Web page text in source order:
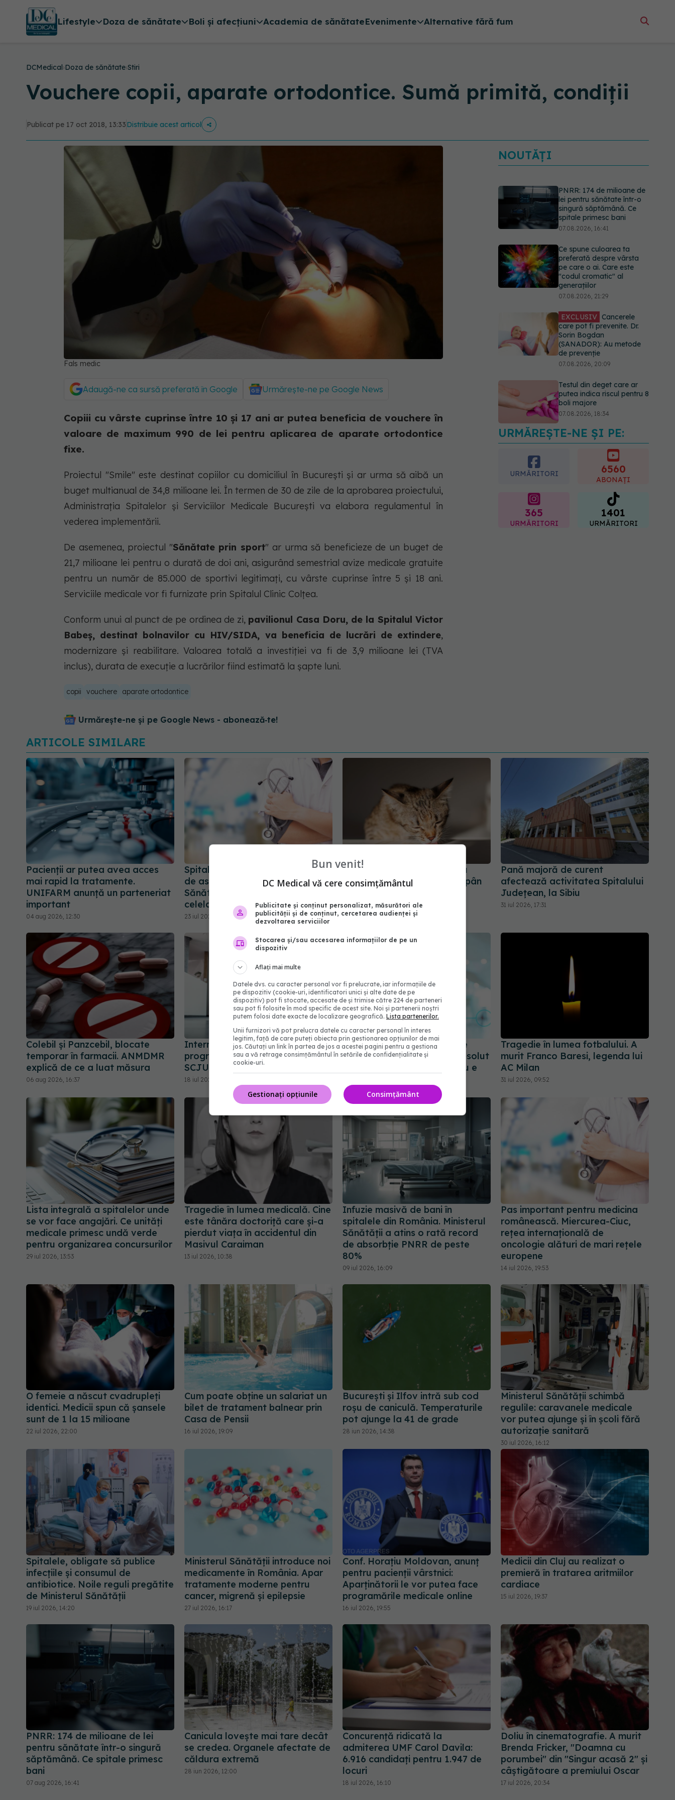
Lifestyle Doza de sănătate Boli și afecțiuni Academia de sănătateEvenimente Alternative fără fum
DCMedical›Doza de sănătate›Stiri
Vouchere copii, aparate ortodontice. Sumă primită, condiții
Publicat pe 17 oct 2018, 13:33Distribuie acest articol
Fals medic
Adaugă-ne ca sursă preferată în Google Urmărește-ne pe Google News
Copiii cu vârste cuprinse între 10 şi 17 ani ar putea beneficia de vouchere în
valoare de maximum 990 de lei pentru aplicarea de aparate ortodontice
fixe.
Proiectul "Smile" este destinat copiilor cu domiciliul în Bucureşti şi ar urma să aibă un
buget multianual de 34,8 milioane lei. În termen de 30 de zile de la aprobarea proiectului,
Administraţia Spitalelor şi Serviciilor Medicale Bucureşti va elabora regulamentul în
vederea implementării.
De asemenea, proiectul "Sănătate prin sport" ar urma să beneficieze de un buget de
21,7 milioane lei pentru o durată de doi ani, asigurând semestrial avize medicale gratuite
pentru un număr de 85.000 de sportivi legitimaţi, cu vârste cuprinse între 5 şi 18 ani.
Serviciile medicale vor fi furnizate prin Spitalul Clinic Colţea.
Conform unui al punct de pe ordinea de zi, pavilionul Casa Doru, de la Spitalul Victor
Babeş, destinat bolnavilor cu HIV/SIDA, va beneficia de lucrări de extindere,
modernizare şi reabilitare. Valoarea totală a investiţiei va fi de 3,9 milioane lei (TVA
inclus), durata de execuţie a lucrărilor fiind estimată la şapte luni.
copii vouchere aparate ortodontice
Urmărește-ne și pe Google News - abonează‑te!
NOUTĂȚI
Ce spune culoarea ta
preferată despre vârsta
pe care o ai. Care este
"codul cromatic" al
generațiilor
EXCLUSIV Cancerele
care pot fi prevenite. Dr.
Sorin Bogdan
(SANADOR): Au metode
de prevenție
Testul din deget care ar
putea indica riscul pentru 8
boli majore
07.08.2026, 18:34
brusc colesterolul. Cine
este mai expus
07.08.2026, 17:22
PNRR: 174 de milioane de
lei pentru sănătate într-o
singură săptămână. Ce
spitale primesc bani
07.08.2026, 16:41
URMĂREȘTE-NE ȘI PE:
URMĂRITORI 6560
ABONAȚI
365
URMĂRITORI
1401
URMĂRITORI
ARTICOLE SIMILARE
Pacienții ar putea avea acces
mai rapid la tratamente.
UNIFARM anunță un parteneriat
important
04 aug 2026, 12:30
Spitalul „M.S. Curie” primește 22
de asistenți medicali. Ministrul
Sănătății: „Nu putem abandona
celelalte spitale din România”
23 iul 2026, 15:49
Alimente periculoase pentru
pisici: lista pe care orice stăpân
30 iun 2026, 12:20
Pană majoră de curent
afectează activitatea Spitalului
Județean, la Sibiu
31 iul 2026, 17:31
Colebil și Panzcebil, blocate
temporar în farmacii. ANMDMR
explică de ce a luat măsura
06 aug 2026, 16:37
Internările și intervențiile
programate se suspendă la
SCJU Constanța pe 20 iulie
18 iul 2026, 15:48
Trei vești bune din Sănătate
pentru români. Dr. Vântu: Absolut
toți membri au votat, dar nu e
29 iun 2026, 10:10
Tragedie în lumea fotbalului. A
murit Franco Baresi, legenda lui
AC Milan
31 iul 2026, 09:52
Lista integrală a spitalelor unde
se vor face angajări. Ce unități
medicale primesc undă verde
pentru organizarea concursurilor
29 iul 2026, 13:53
Tragedie în lumea medicală. Cine
este tânăra doctoriță care și-a
pierdut viața în accidentul din
Masivul Caraiman
13 iul 2026, 10:38
Infuzie masivă de bani în
spitalele din România. Ministerul
Sănătății a atins o rată record
de absorbție PNRR de peste
80%
09 iul 2026, 16:09
Pas important pentru medicina
românească. Miercurea-Ciuc,
rețea internațională de
oncologie alături de mari rețele
europene
14 iul 2026, 19:53
O femeie a născut cvadrupleți
identici. Medicii spun că șansele
sunt de 1 la 15 milioane
22 iul 2026, 22:00
Cum poate obține un salariat un
bilet de tratament balnear prin
Casa de Pensii
16 iul 2026, 19:09
București și Ilfov intră sub cod
roșu de caniculă. Temperaturile
pot ajunge la 41 de grade
28 iun 2026, 14:38
Ministerul Sănătății schimbă
regulile: caravanele medicale
vor putea ajunge și în școli fără
autorizație sanitară
30 iul 2026, 16:12
Spitalele, obligate să publice
infecțiile și consumul de
antibiotice. Noile reguli pregătite
de Ministerul Sănătății
19 iul 2026, 14:20
Ministerul Sănătății introduce noi
medicamente în România. Apar
tratamente moderne pentru
cancer, migrenă și epilepsie
27 iul 2026, 16:17
Conf. Horațiu Moldovan, anunț
pentru pacienții vârstnici:
Aparținătorii le vor putea face
programările medicale online
16 iul 2026, 19:55
Medicii din Cluj au realizat o
premieră în tratarea aritmiilor
cardiace
15 iul 2026, 19:37
PNRR: 174 de milioane de lei
pentru sănătate într-o singură
săptămână. Ce spitale primesc
bani
07 aug 2026, 16:41
Canicula lovește mai tare decât
se credea. Organele afectate de
căldura extremă
28 iun 2026, 12:00
Concurență ridicată la
admiterea UMF Carol Davila:
6.916 candidați pentru 1.947 de
locuri
18 iul 2026, 16:10
Doliu în cinematografie. A murit
Brenda Fricker, "Doamna cu
porumbei" din "Singur acasă 2" și
câștigătoare a premiului Oscar
17 iul 2026, 20:34
Bun venit!
DC Medical vă cere consimțământul
Publicitate și conținut personalizat, măsurători ale
publicității și de conținut, cercetarea audienței și
dezvoltarea serviciilor
Stocarea și/sau accesarea informațiilor de pe un
dispozitiv
Aflați mai multe
Datele dvs. cu caracter personal vor fi prelucrate, iar informațiile de
pe dispozitiv (cookie-uri, identificatori unici și alte date de pe
dispozitiv) pot fi stocate, accesate de și trimise către 224 de parteneri
sau pot fi folosite în mod specific de acest site. Noi și partenerii noștri
putem folosi date exacte de localizare geografică. Lista partenerilor.
Unii furnizori vă pot prelucra datele cu caracter personal în interes
legitim, față de care puteți obiecta prin gestionarea opțiunilor de mai
jos. Căutați un link în partea de jos a acestei pagini pentru a gestiona
sau a vă retrage consimțământul în setările de confidențialitate și
cookie-uri.
Consimțământ
Gestionați opțiunile